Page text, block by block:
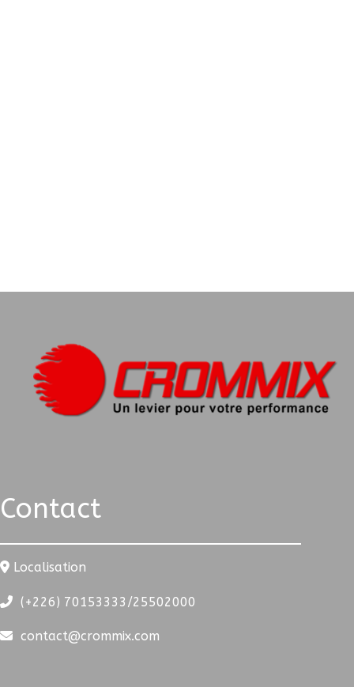
Contact
Localisation
(+226) 70153333/25502000
contact@crommix.com